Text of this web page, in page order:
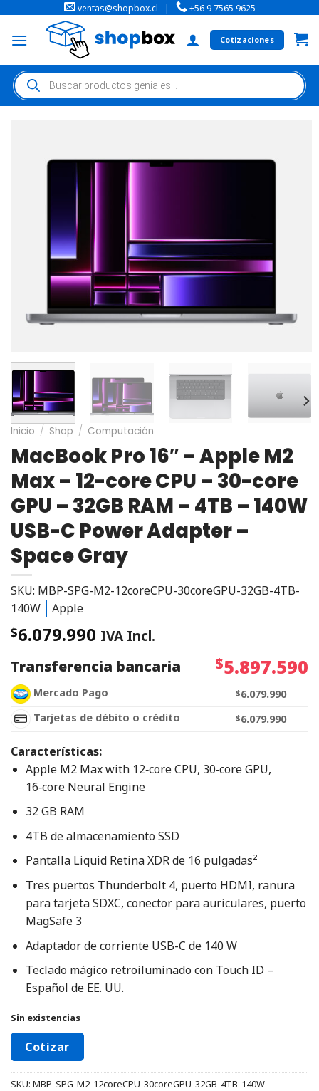
ventas@shopbox.cl | +56 9 7565 9625
Cotizaciones
Inicio / Shop / Computación
MacBook Pro 16″ – Apple M2
Max – 12-core CPU – 30-core
GPU – 32GB RAM – 4TB – 140W
USB-C Power Adapter –
Space Gray
SKU: MBP-SPG-M2-12coreCPU-30coreGPU-32GB-4TB-
140W
Apple
$6.079.990 IVA Incl.
Transferencia bancaria
$5.897.590
Mercado Pago $6.079.990
Tarjetas de débito o crédito
$6.079.990
Características:
Apple M2 Max with 12‑core CPU, 30‑core GPU,
16‑core Neural Engine
32 GB RAM
4TB de almacenamiento SSD
Pantalla Liquid Retina XDR de 16 pulgadas²
Tres puertos Thunderbolt 4, puerto HDMI, ranura
para tarjeta SDXC, conector para auriculares, puerto
MagSafe 3
Adaptador de corriente USB-C de 140 W
Teclado mágico retroiluminado con Touch ID –
Español de EE. UU.
Sin existencias
Cotizar
SKU: MBP-SPG-M2-12coreCPU-30coreGPU-32GB-4TB-140W